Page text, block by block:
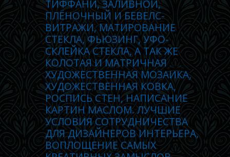
ТИФФАНИ, ЗАЛИВНОЙ,
ПЛЁНОЧНЫЙ И БЕВЕЛС-
ВИТРАЖИ, МАТИРОВАНИЕ
СТЕКЛА, ФЬЮЗИНГ, УФО-
СКЛЕЙКА СТЕКЛА, А ТАК ЖЕ
КОЛОТАЯ И МАТРИЧНАЯ
ХУДОЖЕСТВЕННАЯ МОЗАИКА,
ХУДОЖЕСТВЕННАЯ КОВКА,
РОСПИСЬ СТЕН, НАПИСАНИЕ
КАРТИН МАСЛОМ. ЛУЧШИЕ
УСЛОВИЯ СОТРУДНИЧЕСТВА
ДЛЯ ДИЗАЙНЕРОВ ИНТЕРЬЕРА,
ВОПЛОЩЕНИЕ САМЫХ